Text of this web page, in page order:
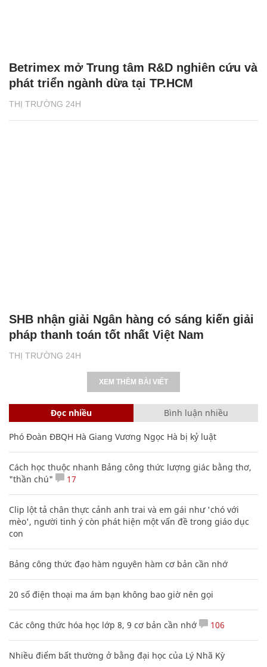
THỊ TRƯỜNG 24H
Betrimex mở Trung tâm R&D nghiên cứu và
phát triển ngành dừa tại TP.HCM
THỊ TRƯỜNG 24H
SHB nhận giải Ngân hàng có sáng kiến giải
pháp thanh toán tốt nhất Việt Nam
XEM THÊM BÀI VIẾT
Đọc nhiều Bình luận nhiều
Phó Đoàn ĐBQH Hà Giang Vương Ngọc Hà bị kỷ luật
Cách học thuộc nhanh Bảng công thức lượng giác bằng thơ,
"thần chú"
17
Clip lột tả chân thực cảnh anh trai và em gái như 'chó với
mèo', người tinh ý còn phát hiện một vấn đề trong giáo dục
con
Bảng công thức đạo hàm nguyên hàm cơ bản cần nhớ
20 số điện thoại ma ám bạn không bao giờ nên gọi
Các công thức hóa học lớp 8, 9 cơ bản cần nhớ 106
Nhiều điểm bất thường ở bằng đại học của Lý Nhã Kỳ